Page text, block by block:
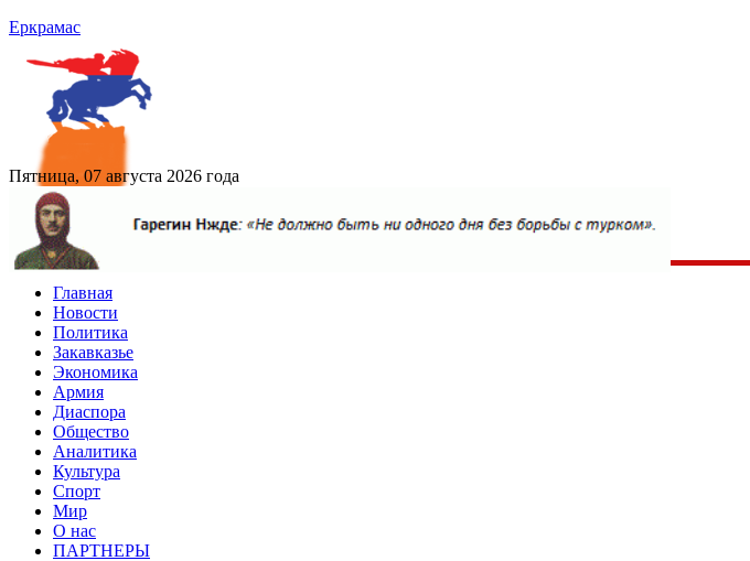
Еркрамас
Пятница, 07 августа 2026 года
Главная
Новости
Политика
Закавказье
Экономика
Армия
Диаспора
Общество
Аналитика
Культура
Спорт
Мир
О нас
ПАРТНЕРЫ